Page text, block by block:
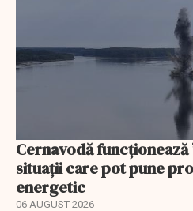
Cernavodă funcționează
situații care pot pune
energetic
06 AUGUST 2026